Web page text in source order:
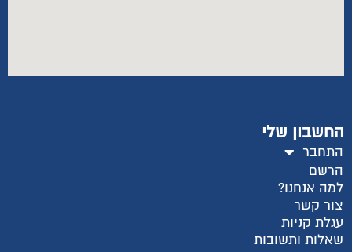
החשבון שלי
התחבר
הרשם
למה אנחנו?
צור קשר
עגלת קניות
שאלות ותשובות